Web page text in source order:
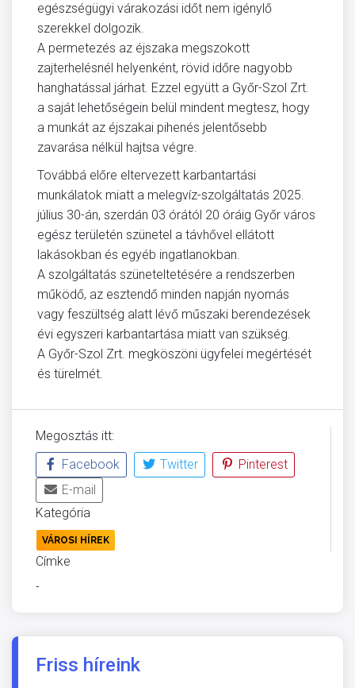
egészségügyi várakozási időt nem igénylő
szerekkel dolgozik.
A permetezés az éjszaka megszokott
zajterhelésnél helyenként, rövid időre nagyobb
hanghatással járhat. Ezzel együtt a Győr-Szol Zrt.
a saját lehetőségein belül mindent megtesz, hogy
a munkát az éjszakai pihenés jelentősebb
zavarása nélkül hajtsa végre.
Továbbá előre eltervezett karbantartási
munkálatok miatt a melegvíz-szolgáltatás 2025.
július 30-án, szerdán 03 órától 20 óráig Győr város
egész területén szünetel a távhővel ellátott
lakásokban és egyéb ingatlanokban.
A szolgáltatás szüneteltetésére a rendszerben
működő, az esztendő minden napján nyomás
vagy feszültség alatt lévő műszaki berendezések
évi egyszeri karbantartása miatt van szükség.
A Győr-Szol Zrt. megköszöni ügyfelei megértését
és türelmét.
Megosztás itt:
Facebook
Twitter
Pinterest
E-mail
Kategória
VÁROSI HÍREK
Címke
-
Friss híreink